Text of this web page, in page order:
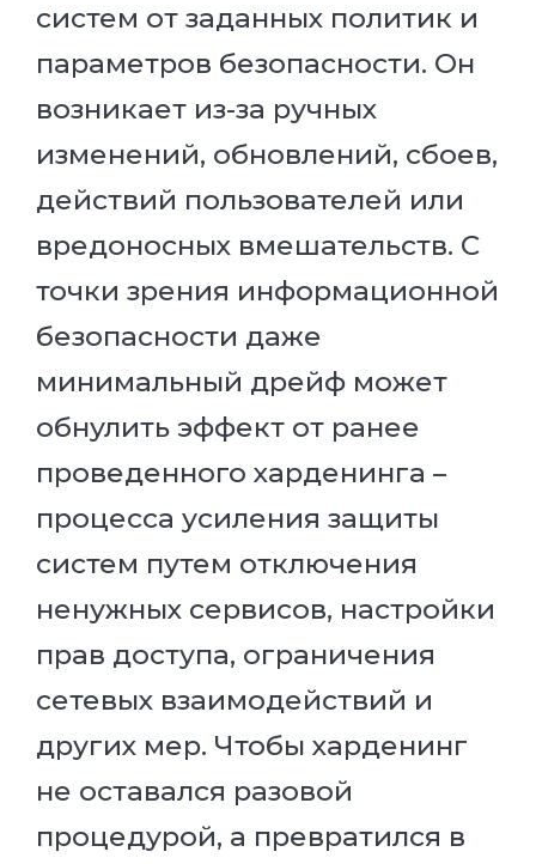
систем от заданных политик и
параметров безопасности. Он
возникает из-за ручных
изменений, обновлений, сбоев,
действий пользователей или
вредоносных вмешательств. С
точки зрения информационной
безопасности даже
минимальный дрейф может
обнулить эффект от ранее
проведенного харденинга –
процесса усиления защиты
систем путем отключения
ненужных сервисов, настройки
прав доступа, ограничения
сетевых взаимодействий и
других мер. Чтобы харденинг
не оставался разовой
процедурой, а превратился в